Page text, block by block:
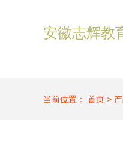
安徽志辉教
当前位置： 首页 >